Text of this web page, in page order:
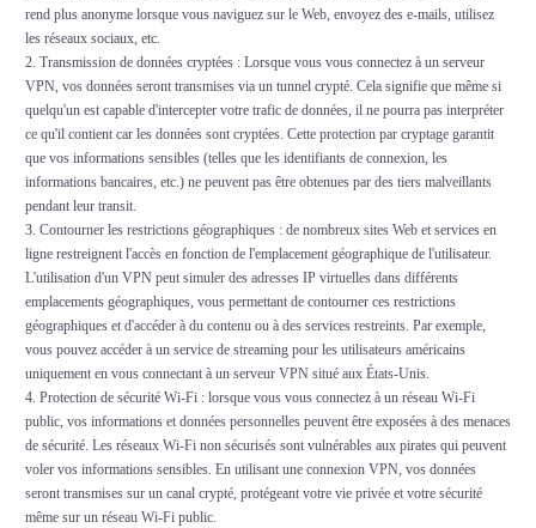
rend plus anonyme lorsque vous naviguez sur le Web, envoyez des e-mails, utilisez
les réseaux sociaux, etc.
2. Transmission de données cryptées : Lorsque vous vous connectez à un serveur
VPN, vos données seront transmises via un tunnel crypté. Cela signifie que même si
quelqu'un est capable d'intercepter votre trafic de données, il ne pourra pas interpréter
ce qu'il contient car les données sont cryptées. Cette protection par cryptage garantit
que vos informations sensibles (telles que les identifiants de connexion, les
informations bancaires, etc.) ne peuvent pas être obtenues par des tiers malveillants
pendant leur transit.
3. Contourner les restrictions géographiques : de nombreux sites Web et services en
ligne restreignent l'accès en fonction de l'emplacement géographique de l'utilisateur.
L'utilisation d'un VPN peut simuler des adresses IP virtuelles dans différents
emplacements géographiques, vous permettant de contourner ces restrictions
géographiques et d'accéder à du contenu ou à des services restreints. Par exemple,
vous pouvez accéder à un service de streaming pour les utilisateurs américains
uniquement en vous connectant à un serveur VPN situé aux États-Unis.
4. Protection de sécurité Wi-Fi : lorsque vous vous connectez à un réseau Wi-Fi
public, vos informations et données personnelles peuvent être exposées à des menaces
de sécurité. Les réseaux Wi-Fi non sécurisés sont vulnérables aux pirates qui peuvent
voler vos informations sensibles. En utilisant une connexion VPN, vos données
seront transmises sur un canal crypté, protégeant votre vie privée et votre sécurité
même sur un réseau Wi-Fi public.